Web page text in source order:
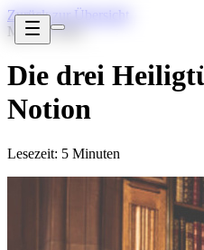
Zurück zur Übersicht
Mai 16, 2021
Die drei
Notion
Lesezeit: 5 Minuten